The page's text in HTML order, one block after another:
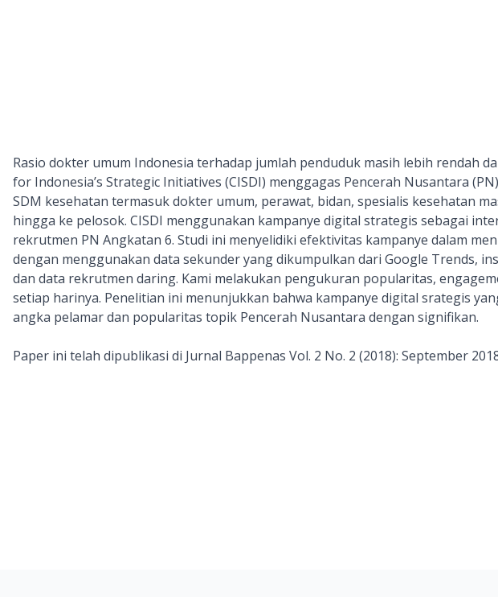
Rasio dokter umum Indonesia terhadap jumlah penduduk masih lebih rendah
for Indonesia’s Strategic Initiatives (CISDI) menggagas Pencerah Nusantara
SDM kesehatan termasuk dokter umum, perawat, bidan, spesialis kesehatan
hingga ke pelosok. CISDI menggunakan kampanye digital strategis sebagai
rekrutmen PN Angkatan 6. Studi ini menyelidiki efektivitas kampanye dalam
dengan menggunakan data sekunder yang dikumpulkan dari Google Trends,
dan data rekrutmen daring. Kami melakukan pengukuran popularitas,
setiap harinya. Penelitian ini menunjukkan bahwa kampanye digital srategis
angka pelamar dan popularitas topik Pencerah Nusantara dengan signifikan.
Paper ini telah dipublikasi di Jurnal Bappenas Vol. 2 No. 2 (2018): September